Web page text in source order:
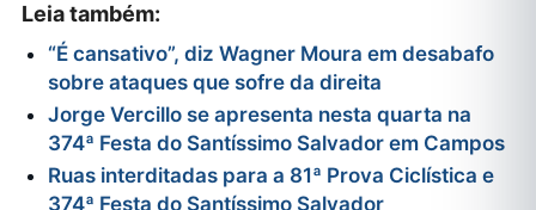
Leia também:
“É cansativo”, diz Wagner Moura em desabafo
sobre ataques que sofre da direita
Jorge Vercillo se apresenta nesta quarta na
374ª Festa do Santíssimo Salvador em Campos
Ruas interditadas para a 81ª Prova Ciclística e
374ª Festa do Santíssimo Salvador